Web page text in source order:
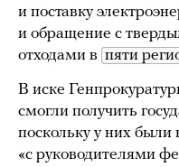
и поставку
и обращение с
отходами в пяти
В иске
смогли получить
поскольку у них
«с руководителями